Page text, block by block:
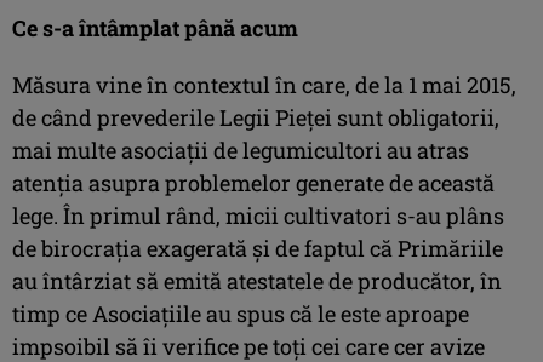
Ce s-a întâmplat până acum
Măsura vine în contextul în care, de la 1 mai 2015,
de când prevederile Legii Pieţei sunt obligatorii,
mai multe asociaţii de legumicultori au atras
atenţia asupra problemelor generate de această
lege. În primul rând, micii cultivatori s-au plâns
de birocraţia exagerată şi de faptul că Primăriile
au întârziat să emită atestatele de producător, în
timp ce Asociaţiile au spus că le este aproape
impsoibil să îi verifice pe toţi cei care cer avize